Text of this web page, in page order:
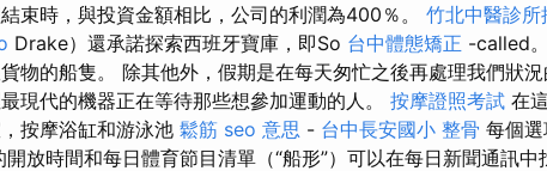
束時，與投資金額相比，公司的利潤為400％。 竹北中醫診所
Drake）還承諾探索西班牙寶庫，即So 台中體態矯正 -called。
物的船隻。 除其他外，假期是在每天匆忙之後再處理我們狀況
現代的機器正在等待那些想參加運動的人。 按摩證照考試 在
按摩浴缸和游泳池 鬆筋 seo 意思 - 台中長安國小 整骨 每個選
開放時間和每日體育節目清單（“船形”）可以在每日新聞通訊中